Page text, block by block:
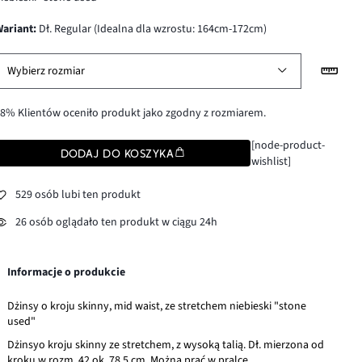
wariant: Dł. Regular (Idealna dla wzrostu: 164cm-172cm)
Wybierz rozmiar
Klientów oceniło produkt jako zgodny z rozmiarem.
DODAJ DO KOSZYKA
[node-product-
wishlist]
529 osób lubi ten produkt
26 osób oglądało ten produkt w ciągu 24h
Informacje o produkcie
Dżinsy o kroju skinny, mid waist, ze stretchem niebieski "stone
used"
Dżinsyo kroju skinny ze stretchem, z wysoką talią. Dł. mierzona od